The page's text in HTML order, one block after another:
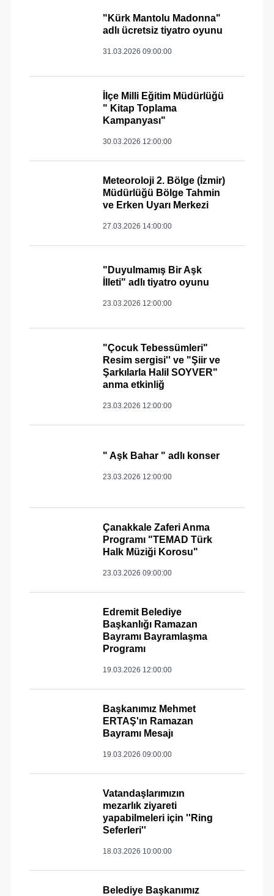
"Kürk Mantolu Madonna"
adlı ücretsiz tiyatro oyunu
31.03.2026 09:00:00
İlçe Milli Eğitim Müdürlüğü
" Kitap Toplama
Kampanyası"
30.03.2026 12:00:00
Meteoroloji 2. Bölge (İzmir)
Müdürlüğü Bölge Tahmin
ve Erken Uyarı Merkezi
27.03.2026 14:00:00
"Duyulmamış Bir Aşk
İlleti" adlı tiyatro oyunu
23.03.2026 12:00:00
"Çocuk Tebessümleri"
Resim sergisi'' ve "Şiir ve
Şarkılarla Halil SOYVER"
anma etkinliğ
23.03.2026 12:00:00
" Aşk Bahar " adlı konser
23.03.2026 12:00:00
Çanakkale Zaferi Anma
Programı "TEMAD Türk
Halk Müziği Korosu"
23.03.2026 09:00:00
Edremit Belediye
Başkanlığı Ramazan
Bayramı Bayramlaşma
Programı
19.03.2026 12:00:00
Başkanımız Mehmet
ERTAŞ'ın Ramazan
Bayramı Mesajı
19.03.2026 09:00:00
Vatandaşlarımızın
mezarlık ziyareti
yapabilmeleri için ''Ring
Seferleri''
18.03.2026 10:00:00
Belediye Başkanımız